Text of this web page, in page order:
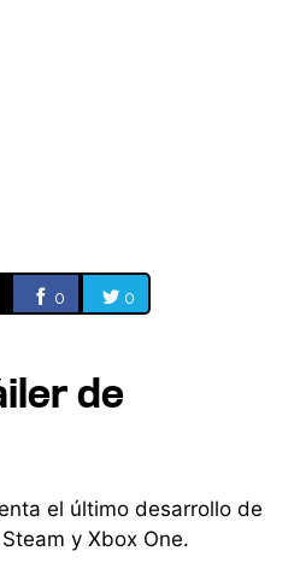
0 0
de
el último desarrollo de
y Xbox One.